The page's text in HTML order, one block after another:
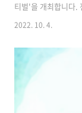
티벌'을 개최합니다.
로드림 페스티벌은
하고 있습니다. 장애
203명의 발달장애
장, 외식서비스, 가
감염 예방을 위한 밀
니다. 장애학생 진로
2022. 10. 4.